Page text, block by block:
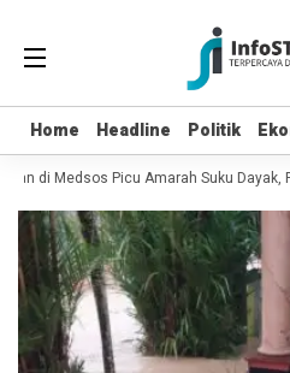
Home Headline Politik
Home Headline Politik
di Medsos Picu Amarah Suku Dayak,